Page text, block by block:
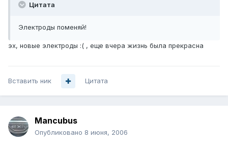
Цитата
Электроды поменяй!
эх, новые электроды :( , еще вчера жизнь была прекрасна
Вставить ник Цитата
Mancubus
Опубликовано 8 июня, 2006